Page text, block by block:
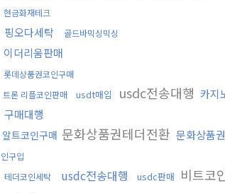
현금화재테크
핑오다세탁 골드바믹싱믹싱
이더리움판매
롯데상품권코인구매
트론 리플코인판매
usdt매입 usdc전송대행 카지
구매대행
알트코인구매 문화상품권테더전환 문화상품
인구입
테더코인세탁
usdc전송대행 usdc판매 비트코